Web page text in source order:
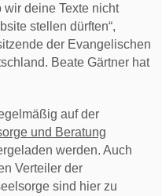
deine Texte nicht
stellen dürften“,
der Evangelischen
Beate Gärtner hat
auf der
und Beratung
werden. Auch
Verteiler der
sind hier zu